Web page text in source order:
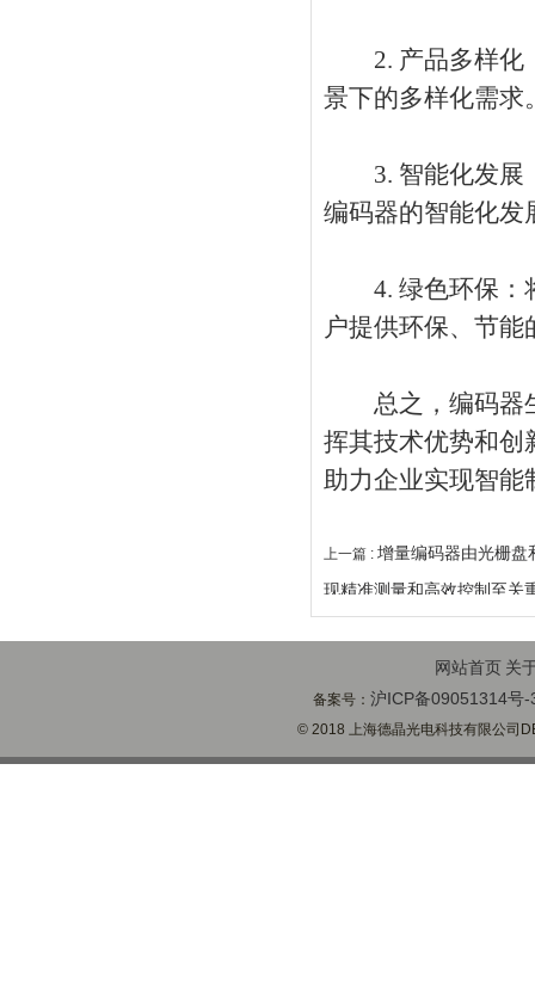
2. 产品多样化：
景下的多样化需求
3. 智能化发展：
编码器的智能化发
4. 绿色环保：将
户提供环保、节能
总之，编码器生
挥其技术优势和创
助力企业实现智能
上一篇 : 增量编码器由光栅盘
现精准测量和高效控制至关
网站首页 关
备案号：沪ICP备09051314号-
© 2018 上海德晶光电科技有限公司